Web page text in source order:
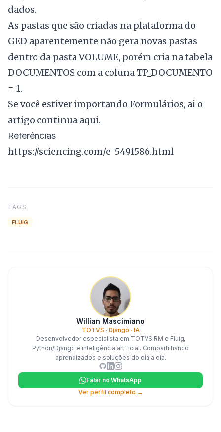
dados.
As pastas que são criadas na plataforma do
GED aparentemente não gera novas pastas
dentro da pasta VOLUME, porém cria na tabela
DOCUMENTOS com a coluna TP_DOCUMENTO
= 1.
Se você estiver importando Formulários, ai o
artigo continua aqui.
Referências
https://sciencing.com/e-5491586.html
TAGS
FLUIG
Willian Mascimiano
TOTVS · Django · IA
Desenvolvedor especialista em TOTVS RM e Fluig,
Python/Django e inteligência artificial. Compartilhando
aprendizados e soluções do dia a dia.
Falar no WhatsApp
Ver perfil completo →